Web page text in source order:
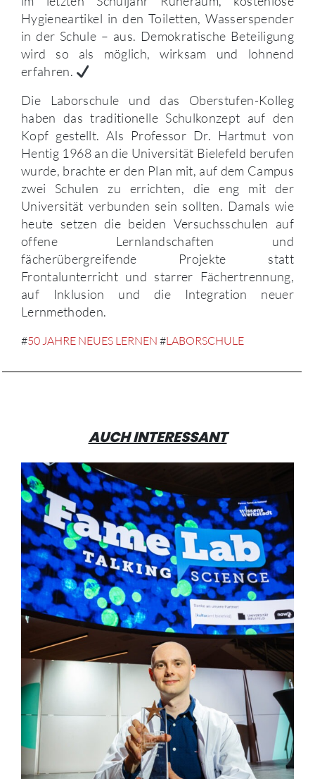
Hygieneartikel in den Toiletten, Wasserspender
in der Schule – aus. Demokratische Beteiligung
wird so als möglich, wirksam und lohnend
erfahren.
Die Laborschule und das Oberstufen-Kolleg
haben das traditionelle Schulkonzept auf den
Kopf gestellt. Als Professor Dr. Hartmut von
Hentig 1968 an die Universität Bielefeld berufen
wurde, brachte er den Plan mit, auf dem Campus
zwei Schulen zu errichten, die eng mit der
Universität verbunden sein sollten. Damals wie
heute setzen die beiden Versuchsschulen auf
offene Lernlandschaften und
fächerübergreifende Projekte statt
Frontalunterricht und starrer Fächertrennung,
auf Inklusion und die Integration neuer
Lernmethoden.
#50 JAHRE NEUES LERNEN #LABORSCHULE
AUCH INTERESSANT